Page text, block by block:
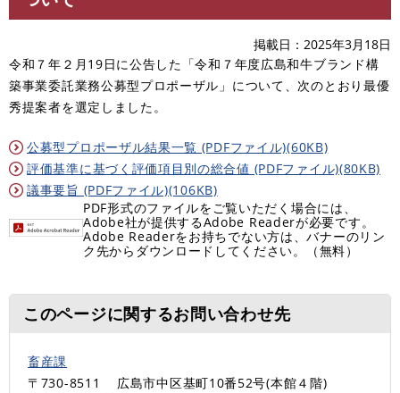
掲載日
2025年3月18日
令和７年２月19日に公告した「令和７年度広島和牛ブランド構
築事業委託業務公募型プロポーザル」について、次のとおり最優
秀提案者を選定しました。
公募型プロポーザル結果一覧 (PDFファイル)(60KB)
評価基準に基づく評価項目別の総合値 (PDFファイル)(80KB)
議事要旨 (PDFファイル)(106KB)
PDF形式のファイルをご覧いただく場合には、
Adobe社が提供するAdobe Readerが必要です。
Adobe Readerをお持ちでない方は、バナーのリン
ク先からダウンロードしてください。（無料）
このページに関するお問い合わせ先
畜産課
〒730-8511
広島市中区基町10番52号(本館４階)